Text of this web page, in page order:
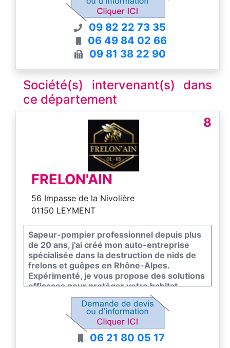
Devis gratuits - Résultats garantis
09 82 22 73 35
06 49 84 02 66
09 81 38 22 90
Société(s) intervenant(s) dans
ce département
8
FRELON'AIN
56 Impasse de la Nivolière
01150 LEYMENT
Sapeur-pompier professionnel depuis plus
de 20 ans, j'ai créé mon auto-entreprise
spécialisée dans la destruction de nids de
frelons et guêpes en Rhône-Alpes.
Expérimenté, je vous propose des solutions
efficaces pour protéger votre habitat.
J'interviens rapidement et garantis des
résultats durables.
06 21 80 05 17